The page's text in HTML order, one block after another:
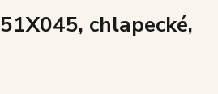
chlapecké,